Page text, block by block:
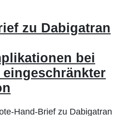
zu Dabigatran
bei
Hand-Brief zu Dabigatran